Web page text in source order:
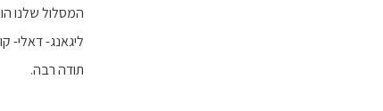
המסלול שלנו
ליגאנג- דאלי-
תודה רבה.